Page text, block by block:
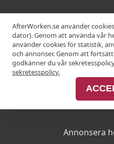
KRÖGARE
Anslut din
Annonsera
AfterWorken.se använder
dator). Genom att använda vår
använder cookies för statistik,
och annonser. Genom att
godkänner du vår
sekretesspolicy.